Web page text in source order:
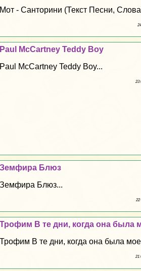
Мот - Санторини (Текст Песни,
Paul McCartney Teddy Boy
Paul McCartney Teddy Boy...
23
Земфира Блюз
Земфира Блюз...
22
Трофим В те дни, когда она была
Трофим В те дни, когда она была
21